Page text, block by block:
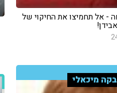
- אל תחמיצו את החיקוי של
מיכאלי